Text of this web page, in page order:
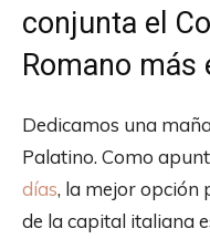
conjunta el
Romano más
Dedicamos una
Palatino. Como
días, la mejor opción
de la capital italiana